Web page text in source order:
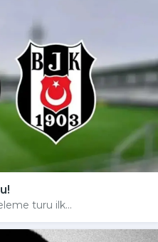
turu ilk...